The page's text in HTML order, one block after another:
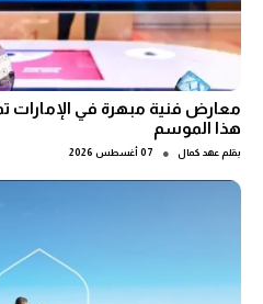
معارض فنية مبهرة في الإمارات
هذا الموسم
بقلم عهد كمال ● 07 أغسطس 2026